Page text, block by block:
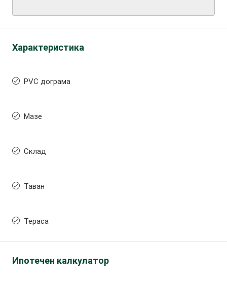
Характеристика
PVC дограма
Мазе
Склад
Таван
Тераса
Ипотечен калкулатор